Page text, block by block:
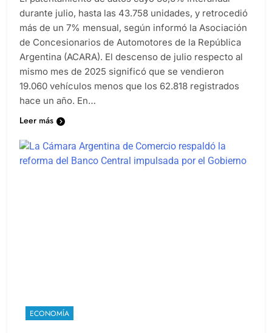
durante julio, hasta las 43.758 unidades, y retrocedió
más de un 7% mensual, según informó la Asociación
de Concesionarios de Automotores de la República
Argentina (ACARA). El descenso de julio respecto al
mismo mes de 2025 significó que se vendieron
19.060 vehículos menos que los 62.818 registrados
hace un año. En…
Leer más
ECONOMÍA